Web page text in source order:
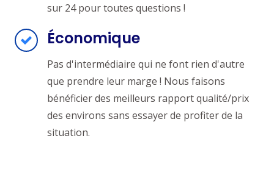
sur 24 pour toutes questions !
Économique
Pas d'intermédiaire qui ne font rien d'autre
que prendre leur marge ! Nous faisons
bénéficier des meilleurs rapport qualité/prix
des environs sans essayer de profiter de la
situation.